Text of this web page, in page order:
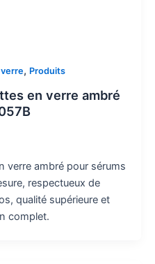
, Produits
en verre ambré
verre ambré pour sérums
respectueux de
qualité supérieure et
complet.